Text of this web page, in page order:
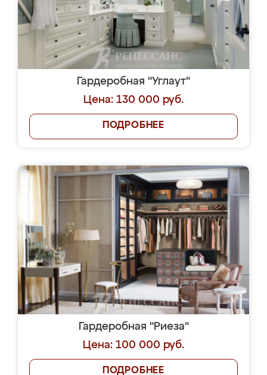
Гардеробная "Углаут"
Цена: 130 000 руб.
ПОДРОБНЕЕ
Гардеробная "Риеза"
Цена: 100 000 руб.
ПОДРОБНЕЕ